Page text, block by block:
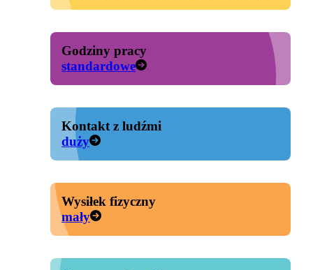
Godziny pracy
standardowe
Kontakt z ludźmi
duży
Wysiłek fizyczny
mały